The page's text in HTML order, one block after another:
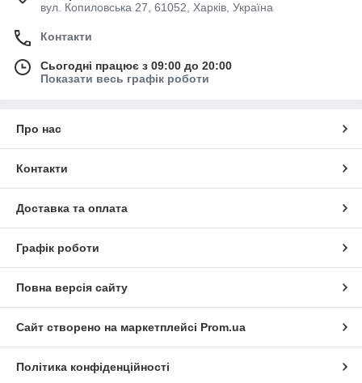
вул. Копиловська 27, 61052, Харків, Україна
Контакти
Сьогодні працює з 09:00 до 20:00
Показати весь графік роботи
Про нас
Контакти
Доставка та оплата
Графік роботи
Повна версія сайту
Сайт створено на маркетплейсі Prom.ua
Політика конфіденційності